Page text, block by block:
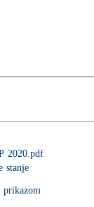
2020.pdf
stanje
prikazom